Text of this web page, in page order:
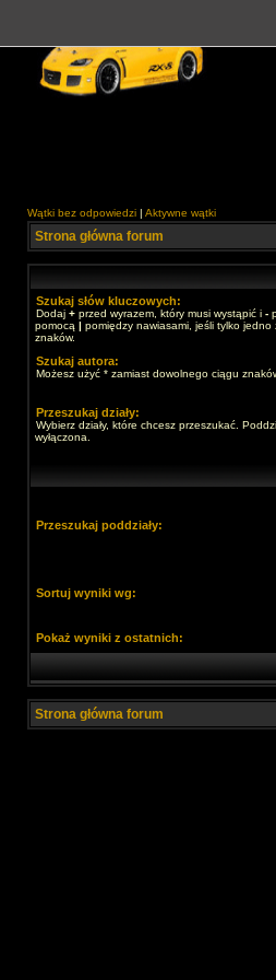
Wątki bez odpowiedzi | Aktywne wątki
Strona główna forum
Szukaj słów kluczowych:
Dodaj + przed wyrazem, który musi wystąpić i -
pomocą | pomiędzy nawiasami, jeśli tylko
znaków.
Szukaj autora:
Możesz użyć * zamiast dowolnego ciągu
Przeszukaj działy:
Wybierz działy, które chcesz przeszukać.
wyłączona.
Przeszukaj poddziały:
Sortuj wyniki wg:
Pokaż wyniki z ostatnich:
Strona główna forum